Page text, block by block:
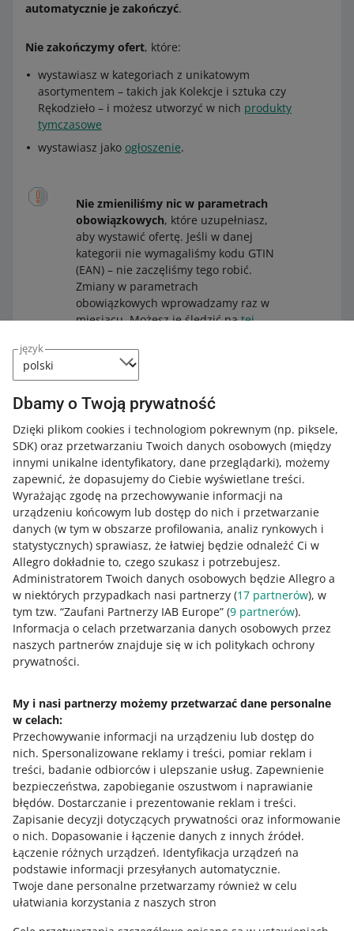
język
Dbamy o Twoją prywatność
Dzięki plikom cookies i technologiom pokrewnym (np. piksele,
SDK) oraz przetwarzaniu Twoich danych osobowych (między
innymi unikalne identyfikatory, dane przeglądarki), możemy
zapewnić, że dopasujemy do Ciebie wyświetlane treści.
Wyrażając zgodę na przechowywanie informacji na
urządzeniu końcowym lub dostęp do nich i przetwarzanie
danych (w tym w obszarze profilowania, analiz rynkowych i
statystycznych) sprawiasz, że łatwiej będzie odnaleźć Ci w
Allegro dokładnie to, czego szukasz i potrzebujesz.
Administratorem Twoich danych osobowych będzie Allegro a
w niektórych przypadkach nasi partnerzy (17 partnerów), w
tym tzw. “Zaufani Partnerzy IAB Europe” (9 partnerów).
Informacja o celach przetwarzania danych osobowych przez
naszych partnerów znajduje się w ich politykach ochrony
prywatności.
My i nasi partnerzy możemy przetwarzać dane personalne
w celach:
Przechowywanie informacji na urządzeniu lub dostęp do
nich. Spersonalizowane reklamy i treści, pomiar reklam i
treści, badanie odbiorców i ulepszanie usług. Zapewnienie
bezpieczeństwa, zapobieganie oszustwom i naprawianie
błędów. Dostarczanie i prezentowanie reklam i treści.
Zapisanie decyzji dotyczących prywatności oraz informowanie
o nich. Dopasowanie i łączenie danych z innych źródeł.
Łączenie różnych urządzeń. Identyfikacja urządzeń na
podstawie informacji przesyłanych automatycznie.
Twoje dane personalne przetwarzamy również w celu
ułatwiania korzystania z naszych stron
automatycznie je zakończyć.
Nie zakończymy ofert, które:
wystawiasz w kategoriach z unikatowym
asortymentem – takich jak Kolekcje i sztuka czy
Rękodzieło – i możesz utworzyć w nich produkty
tymczasowe
wystawiasz jako ogłoszenie.
Nie zmieniliśmy nic w parametrach
obowiązkowych, które uzupełniasz,
aby wystawić ofertę. Jeśli w danej
kategorii nie wymagaliśmy kodu GTIN
(EAN) – nie zaczęliśmy tego robić.
Zmiany w parametrach
obowiązkowych wprowadzamy raz w
miesiącu. Możesz je śledzić natej
Co możesz zrobić
Już teraz połącz swoje oferty z produktem z Katalogu.
Sprawdź instrukcję krok po kroku wnaszym artykule
Jak oceniasz te zmiany/nowości?
0 - Porażka
10 - Rewelacja
0 1 2 3 4 5 6
Potrzebujesz pomocy?
Skontaktuj się z nami
Zapytaj społeczność
Zajrzyj na Allegro Gadane